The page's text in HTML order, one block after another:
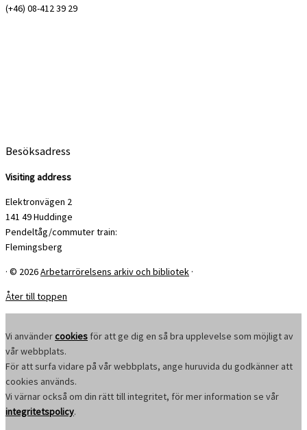
(+46) 08-412 39 29
Besöksadress
Visiting address
Elektronvägen 2
141 49 Huddinge
Pendeltåg/commuter train:
Flemingsberg
· © 2026Arbetarrörelsens arkiv och bibliotek ·
Åter till toppen
Vi användercookies för att ge dig en så bra upplevelse som möjligt av
vår webbplats.
För att surfa vidare på vår webbplats, ange huruvida du godkänner att
cookies används.
Vi värnar också om din rätt till integritet, för mer information se vår
integritetspolicy.